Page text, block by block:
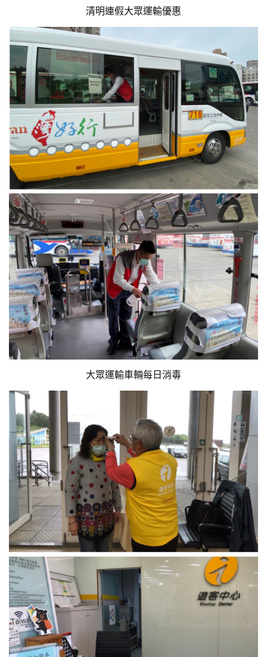
清明連假大眾運輸優惠
大眾運輸車輛每日消毒